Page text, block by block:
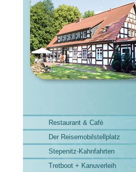
Restaurant & Cafè
Der Reisemobilstellplatz
Stepenitz-Kahnfahrten
Tretboot + Kanuverleih